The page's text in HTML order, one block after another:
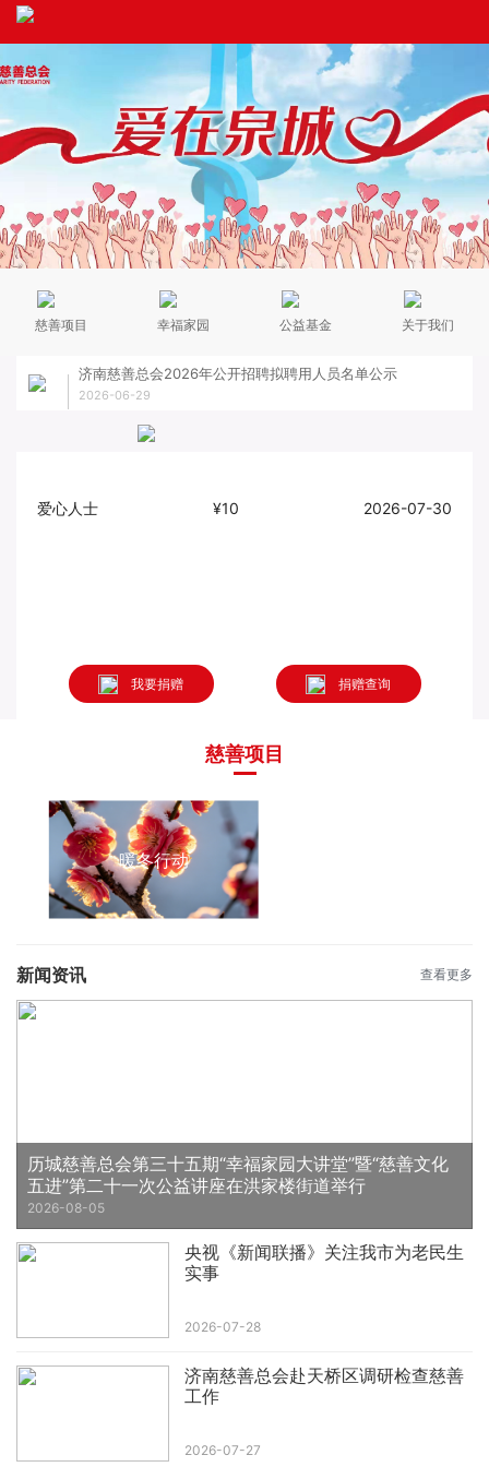
慈善项目 幸福家园 公益基金 关于我们
济南慈善总会2026年公开招聘拟聘用人员名单公示
2026-06-29
爱心人士 ¥10 2026-07-30
我要捐赠 捐赠查询
慈善项目
暖冬行动
新闻资讯 查看更多
历城慈善总会第三十五期“幸福家园大讲堂”暨“慈善文化
五进”第二十一次公益讲座在洪家楼街道举行
2026-08-05
央视《新闻联播》关注我市为老民生
实事
2026-07-28
济南慈善总会赴天桥区调研检查慈善
工作
2026-07-27